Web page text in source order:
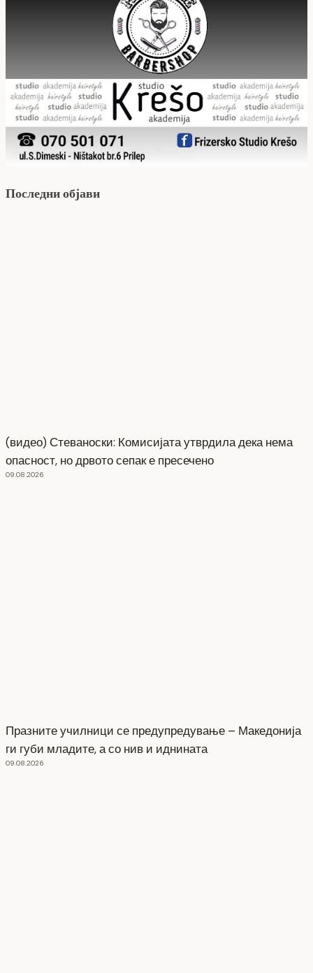
Последни објави
(видео) Стеваноски: Комисијата утврдила дека нема
опасност, но дрвото сепак е пресечено
09.08.2026
Празните училници се предупредување – Македонија
ги губи младите, а со нив и иднината
09.08.2026